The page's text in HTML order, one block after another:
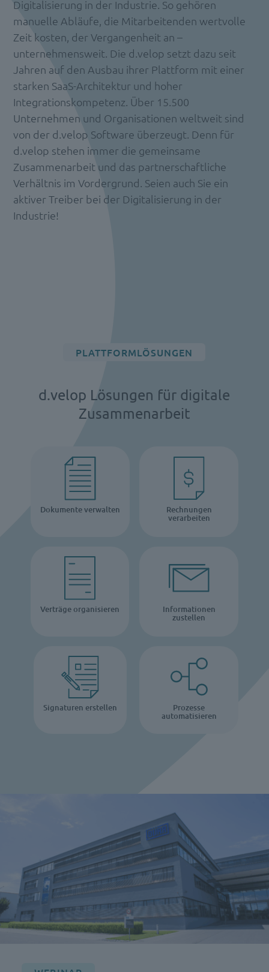
Digitalisierung in der Industrie. So gehören
manuelle Abläufe, die Mitarbeitenden wertvolle
Zeit kosten, der Vergangenheit an –
unternehmensweit. Die d.velop setzt dazu seit
Jahren auf den Ausbau ihrer Plattform mit einer
starken SaaS-Architektur und hoher
Integrationskompetenz. Über 15.500
Unternehmen und Organisationen weltweit sind
von der d.velop Software überzeugt. Denn für
d.velop stehen immer die gemeinsame
Zusammenarbeit und das partnerschaftliche
Verhältnis im Vordergrund. Seien auch Sie ein
aktiver Treiber bei der Digitalisierung in der
Industrie!
PLATTFORMLÖSUNGEN
d.velop Lösungen für digitale
Zusammenarbeit
Dokumente verwalten Rechnungen
verarbeiten
Verträge organisieren Informationen
zustellen
Signaturen erstellen Prozesse
automatisieren